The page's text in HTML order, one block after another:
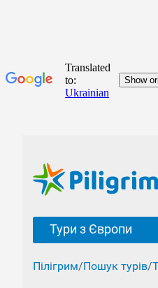
Тури з Європи
Пілігрим/Пошук турів/